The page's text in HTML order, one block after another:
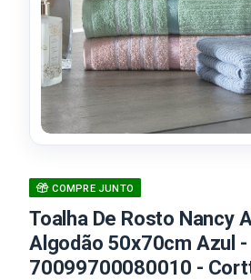
COMPRE JUNTO
Toalha De Rosto Nancy
Algodão 50x70cm Azul -
70099700080010 -